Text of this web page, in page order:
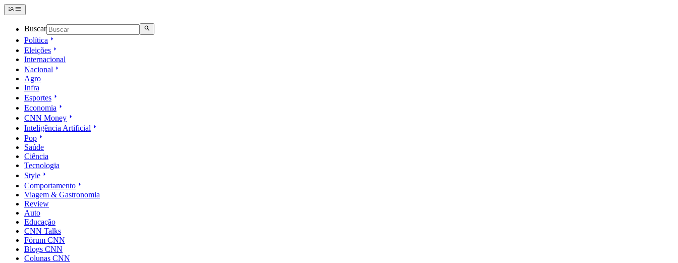
Buscar
Política
Eleições
Internacional
Nacional
Agro
Infra
Esportes
Economia
CNN Money
Inteligência Artificial
Pop
Saúde
Ciência
Tecnologia
Style
Comportamento
Viagem & Gastronomia
Review
Auto
Educação
CNN Talks
Fórum CNN
Blogs CNN
Colunas CNN